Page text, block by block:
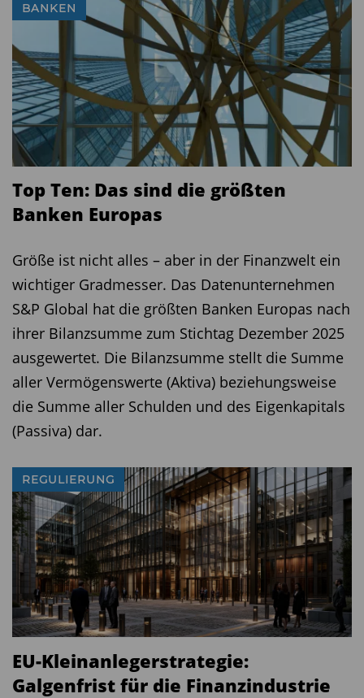
BANKEN
Top Ten: Das sind die größten
Banken Europas
Größe ist nicht alles – aber in der Finanzwelt ein
wichtiger Gradmesser. Das Datenunternehmen
S&P Global hat die größten Banken Europas nach
ihrer Bilanzsumme zum Stichtag Dezember 2025
ausgewertet. Die Bilanzsumme stellt die Summe
aller Vermögenswerte (Aktiva) beziehungsweise
die Summe aller Schulden und des Eigenkapitals
(Passiva) dar.
REGULIERUNG
EU-Kleinanlegerstrategie:
Galgenfrist für die Finanzindustrie